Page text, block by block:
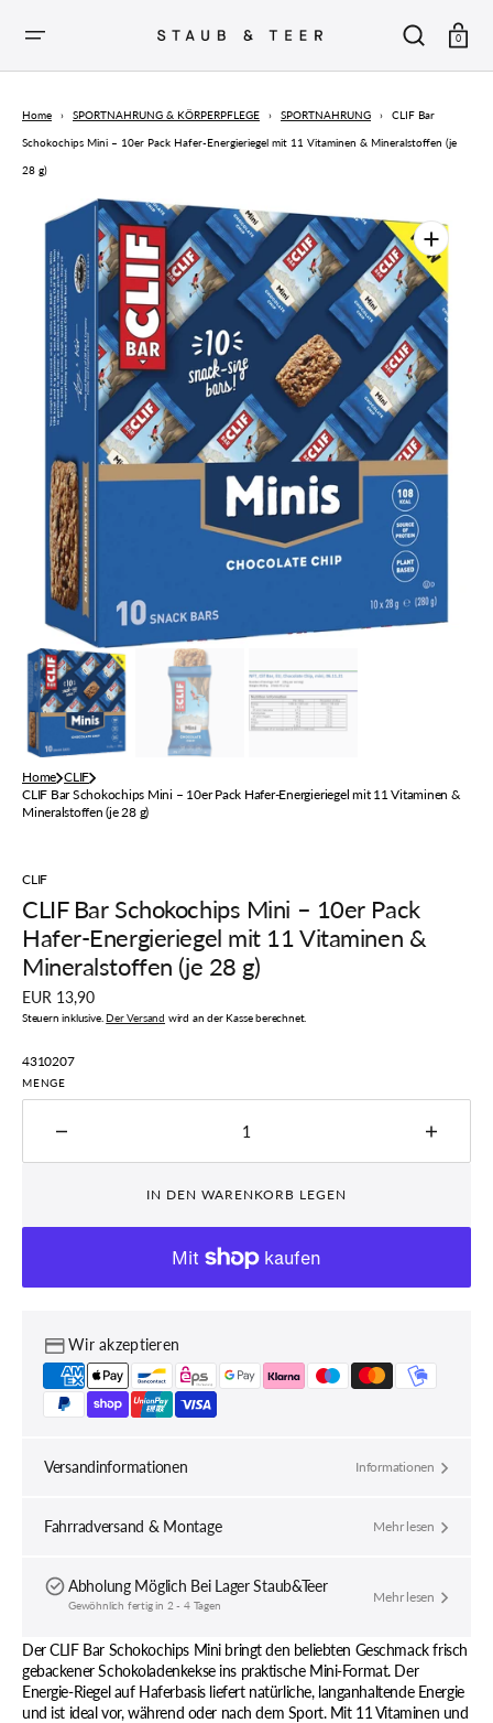
SPRINGEN
0
Home › SPORTNAHRUNG & KÖRPERPFLEGE › SPORTNAHRUNG › CLIF Bar
Schokochips Mini – 10er Pack Hafer-Energieriegel mit 11 Vitaminen & Mineralstoffen (je
28 g)
Medien
1
in
der
Galerieansicht
öffnen
Home CLIF
CLIF Bar Schokochips Mini – 10er Pack Hafer-Energieriegel mit 11 Vitaminen &
Mineralstoffen (je 28 g)
CLIF
CLIF Bar Schokochips Mini – 10er Pack
Hafer-Energieriegel mit 11 Vitaminen &
Mineralstoffen (je 28 g)
Regulärer
Preis
EUR 13,90
Steuern inklusive. Der Versand wird an der Kasse berechnet.
Artikelnummer:
4310207
MENGE
Menge
für
Schokochips
Hafer-
Energieriegel
mit
11
&amp;
28
verringern
Menge
für
mit
&amp;
28
IN DEN WARENKORB LEGEN
Wir akzeptieren
Versandinformationen Informationen
Fahrradversand & Montage Mehr lesen
Abholung Möglich Bei Lager Staub&Teer
Gewöhnlich fertig in 2 - 4 Tagen Mehr lesen
Der CLIF Bar Schokochips Mini bringt den beliebten Geschmack frisch
gebackener Schokoladenkekse ins praktische Mini-Format. Der
Energie-Riegel auf Haferbasis liefert natürliche, langanhaltende Energie
und ist ideal vor, während oder nach dem Sport. Mit 11 Vitaminen und